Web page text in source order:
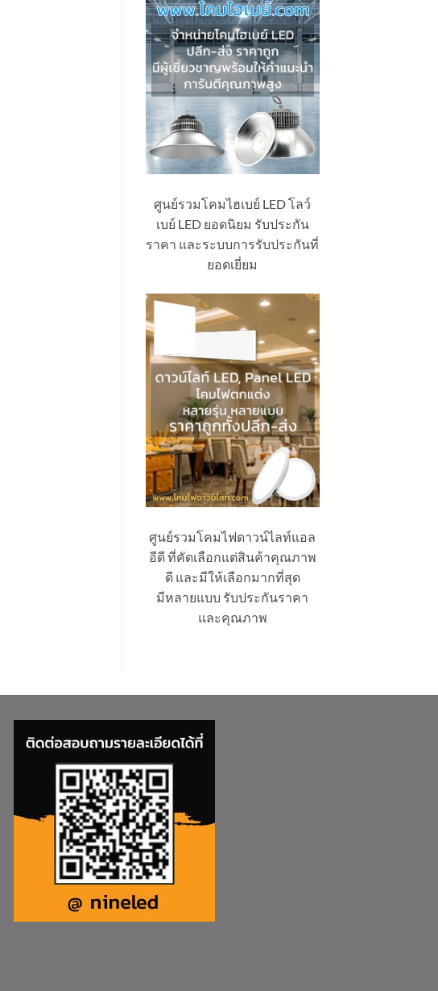
ศูนย์รวมโคมไฮเบย์ LED โลว์
เบย์ LED ยอดนิยม รับประกัน
ราคา และระบบการรับประกันที่
ยอดเยี่ยม
ศูนย์รวมโคมไฟดาวน์ไลท์แอล
อีดี ที่คัดเลือกแต่สินค้าคุณภาพ
ดี และมีให้เลือกมากที่สุด
มีหลายแบบ รับประกันราคา
และคุณภาพ